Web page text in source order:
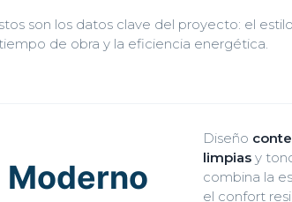
son los datos clave del proyecto: el
de obra y la eficiencia energética.
Moderno
Diseño
limpiasy
combina la
el confort